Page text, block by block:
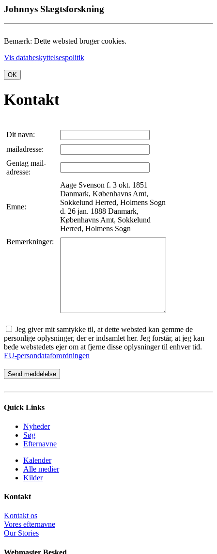
Johnnys Slægtsforskning
Bemærk: Dette websted bruger cookies.
Vis databeskyttelsespolitik
OK
Kontakt
Dit navn:
mailadresse:
Gentag mail-
adresse:
Emne:
Aage Svenson f. 3 okt. 1851
Danmark, Københavns Amt,
Sokkelund Herred, Holmens Sogn
d. 26 jan. 1888 Danmark,
Københavns Amt, Sokkelund
Herred, Holmens Sogn
Bemærkninger:
Jeg giver mit samtykke til, at dette websted kan gemme de
personlige oplysninger, der er indsamlet her. Jeg forstår, at jeg kan
bede webstedets ejer om at fjerne disse oplysninger til enhver tid.
EU-persondataforordningen
Quick Links
Nyheder
Søg
Efternavne
Kalender
Alle medier
Kilder
Kontakt
Kontakt os
Vores efternavne
Our Stories
Webmaster Besked